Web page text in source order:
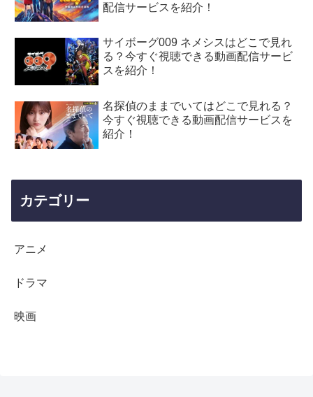
配信サービスを紹介！
サイボーグ009 ネメシスはどこで見れ
る？今すぐ視聴できる動画配信サービ
スを紹介！
名探偵のままでいてはどこで見れる？
今すぐ視聴できる動画配信サービスを
紹介！
カテゴリー
アニメ
ドラマ
映画